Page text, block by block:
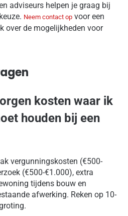
adviseurs helpen je graag bij
Neem contact op voor een
over de mogelijkheden voor
kosten waar ik
houden bij een
vergunningskosten (€500-
(€500-€1.000), extra
tijdens bouw en
afwerking. Reken op 10-